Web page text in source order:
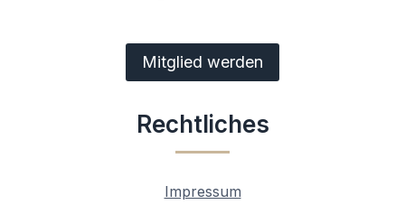
Mitglied werden
Rechtliches
Impressum